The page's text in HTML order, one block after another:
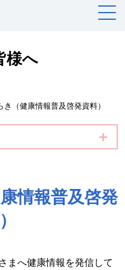
様へ
き（健康情報普及啓発資料）
＋
情報普及啓発
まへ健康情報を発信して